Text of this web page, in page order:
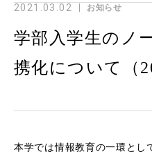
2021.03.02 お知らせ
学部入学生のノ
携化について（
本学では情報教育の一環とし